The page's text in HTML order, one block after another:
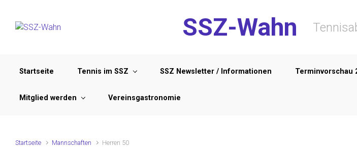
SSZ-Wahn
Startseite Tennis im SSZ SSZ Newsletter / Informationen Terminvorschau
Mitglied werden Vereinsgastronomie
Startseite Mannschaften Herren 50